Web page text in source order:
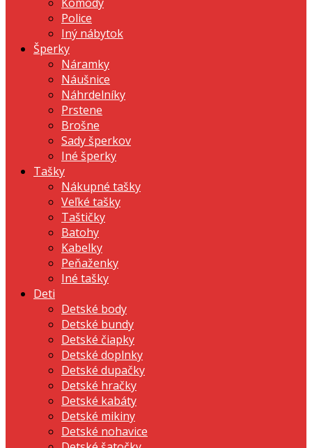
Police
Iný nábytok
Šperky
Náramky
Náušnice
Náhrdelníky
Prstene
Brošne
Sady šperkov
Iné šperky
Tašky
Nákupné tašky
Veľké tašky
Taštičky
Batohy
Kabelky
Peňaženky
Iné tašky
Deti
Detské body
Detské bundy
Detské čiapky
Detské doplnky
Detské dupačky
Detské hračky
Detské kabáty
Detské mikiny
Detské nohavice